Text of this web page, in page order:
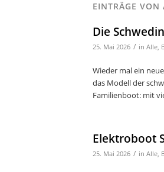
EINTRÄGE VON
Die
25. Mai 2026 / in Alle,
Wieder mal ein
das Modell der
Familienboot: mit
Elektroboot
25. Mai 2026 / in Alle,